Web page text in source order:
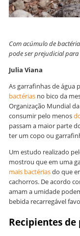
Com acúmulo de
pode ser prejudicial para
Julia Viana
As garrafinhas de água
bactérias no bico da
Organização Mundial
consumir pelo menos
passam a maior parte
ter um copo ou
Um estudo realizado
mostrou que em uma
mais bactériasdo que
cachorros. De acordo
amam a umidade
bebida recarregável
Recipientes de